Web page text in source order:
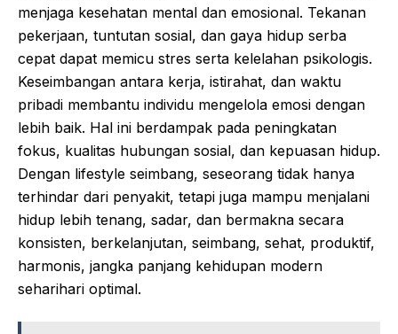
menjaga kesehatan mental dan emosional. Tekanan
pekerjaan, tuntutan sosial, dan gaya hidup serba
cepat dapat memicu stres serta kelelahan psikologis.
Keseimbangan antara kerja, istirahat, dan waktu
pribadi membantu individu mengelola emosi dengan
lebih baik. Hal ini berdampak pada peningkatan
fokus, kualitas hubungan sosial, dan kepuasan hidup.
Dengan lifestyle seimbang, seseorang tidak hanya
terhindar dari penyakit, tetapi juga mampu menjalani
hidup lebih tenang, sadar, dan bermakna secara
konsisten, berkelanjutan, seimbang, sehat, produktif,
harmonis, jangka panjang kehidupan modern
seharihari optimal.